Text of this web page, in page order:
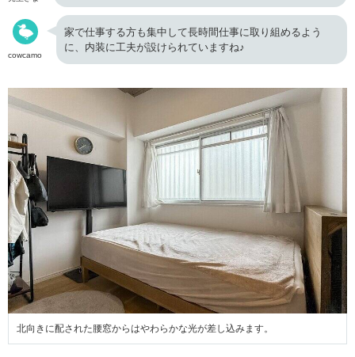
cowcamo
家で仕事する方も集中して長時間仕事に取り組めるよう
に、内装に工夫が設けられていますね♪
北向きに配された腰窓からはやわらかな光が差し込みます。